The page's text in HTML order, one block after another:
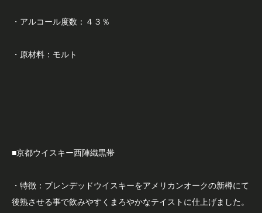
・アルコール度数：４３％
・原材料：モルト
■京都ウイスキー西陣織黒帯
・特徴：ブレンデッドウイスキーをアメリカンオークの新樽にて
後熟させる事で飲みやすくまろやかなテイストに仕上げました。